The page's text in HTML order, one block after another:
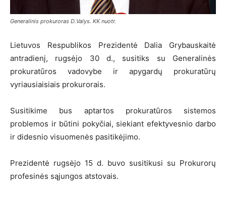
Generalinis prokuroras D.Valys. KK nuotr.
Lietuvos Respublikos Prezidentė Dalia Grybauskaitė
antradienį, rugsėjo 30 d., susitiks su Generalinės
prokuratūros vadovybe ir apygardų prokuratūrų
vyriausiaisiais prokurorais.
Susitikime bus aptartos prokuratūros sistemos
problemos ir būtini pokyčiai, siekiant efektyvesnio darbo
ir didesnio visuomenės pasitikėjimo.
Prezidentė rugsėjo 15 d. buvo susitikusi su Prokurorų
profesinės sąjungos atstovais.